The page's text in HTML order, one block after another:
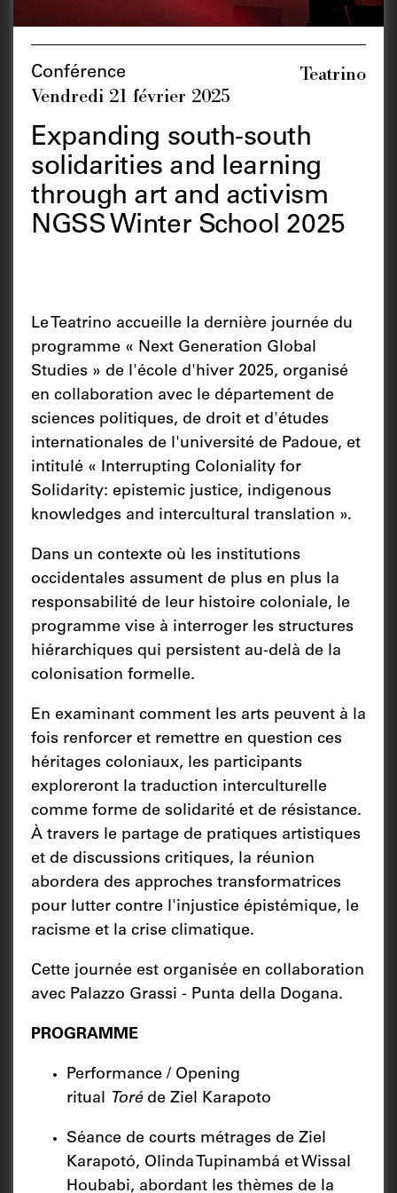
Conférence
Vendredi 21 février 2025
Teatrino
Expanding south-south
solidarities and learning
through art and activism
NGSS Winter School 2025
Le Teatrino accueille la dernière journée du
programme « Next Generation Global
Studies » de l'école d'hiver 2025, organisé
en collaboration avec le département de
sciences politiques, de droit et d'études
internationales de l'université de Padoue, et
intitulé « Interrupting Coloniality for
Solidarity: epistemic justice, indigenous
knowledges and intercultural translation ».
Dans un contexte où les institutions
occidentales assument de plus en plus la
responsabilité de leur histoire coloniale, le
programme vise à interroger les structures
hiérarchiques qui persistent au-delà de la
colonisation formelle.
En examinant comment les arts peuvent à la
fois renforcer et remettre en question ces
héritages coloniaux, les participants
exploreront la traduction interculturelle
comme forme de solidarité et de résistance.
À travers le partage de pratiques artistiques
et de discussions critiques, la réunion
abordera des approches transformatrices
pour lutter contre l'injustice épistémique, le
racisme et la crise climatique.
Cette journée est organisée en collaboration
avec Palazzo Grassi - Punta della Dogana.
PROGRAMME
Performance / Opening
ritual Toré de Ziel Karapoto
Séance de courts métrages de Ziel
Karapotó, Olinda Tupinambá et Wissal
Houbabi, abordant les thèmes de la